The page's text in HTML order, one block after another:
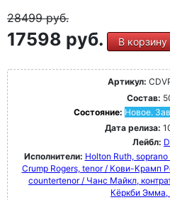
28499руб.
17598 руб. В корзину
Артикул:
Состав:
Состояние: Новое.
Дата релиза:
Лейбл:
Исполнители: Holton Ruth,
Crump Rogers, tenor / Кови-Крамп
countertenor / Чанс Майкл,
Кёркби Эмма,